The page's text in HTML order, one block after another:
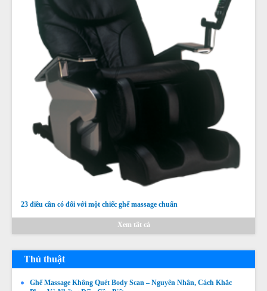
23 điều cần có đối với một chiếc ghế massage chuẩn
Xem tất cả
Thủ thuật
Ghế Massage Không Quét Body Scan – Nguyên Nhân, Cách Khắc